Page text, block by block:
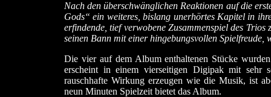
Nach den überschwänglichen Reaktionen auf die
Gods“ ein weiteres, bislang unerhörtes Kapitel in
erfindende, tief verwobene Zusammenspiel des
seinen Bann mit einer hingebungsvollen
Die vier auf dem Album enthaltenen Stücke
erscheint in einem vierseitigen Digipak mit sehr
rauschhafte Wirkung erzeugen wie die Musik, ist
neun Minuten Spielzeit bietet das Album.